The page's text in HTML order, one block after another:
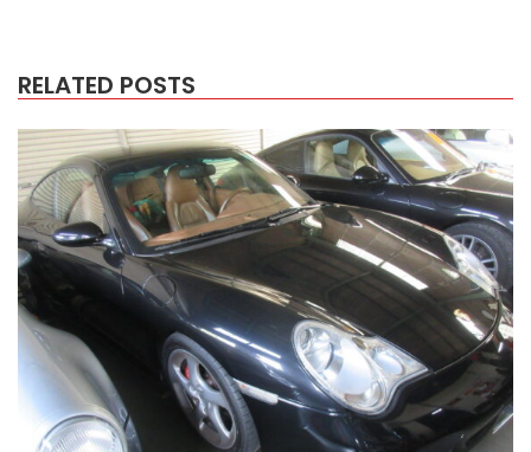
RELATED POSTS